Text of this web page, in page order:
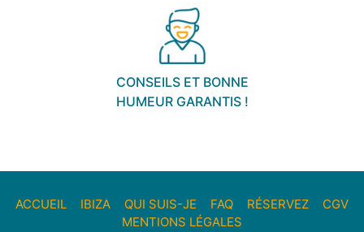
CONSEILS ET BONNE
HUMEUR GARANTIS !
ACCUEIL IBIZA QUI SUIS-JE FAQ RÉSERVEZ
CGV
MENTIONS LÉGALES